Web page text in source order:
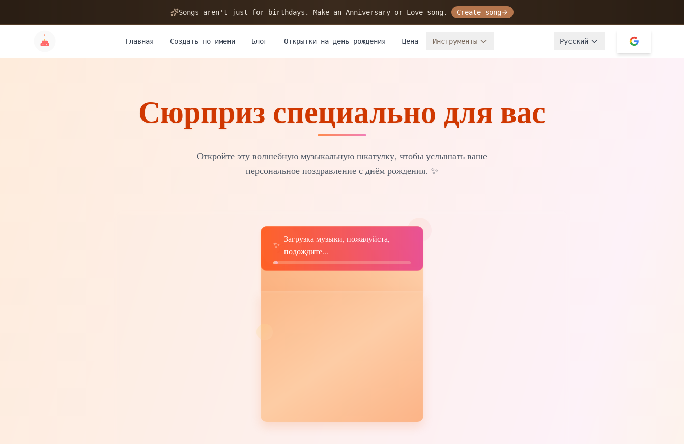
Songs aren't just for birthdays. Make an Anniversary or Love song. Create song
Главная Создать по имени Блог Открытки на день рождения Цена Инструменты Русский
Сюрприз специально для вас
Откройте эту волшебную музыкальную шкатулку, чтобы услышать ваше
персональное поздравление с днём рождения. ✨
♫
✨
Загрузка музыки, пожалуйста,
подождите...